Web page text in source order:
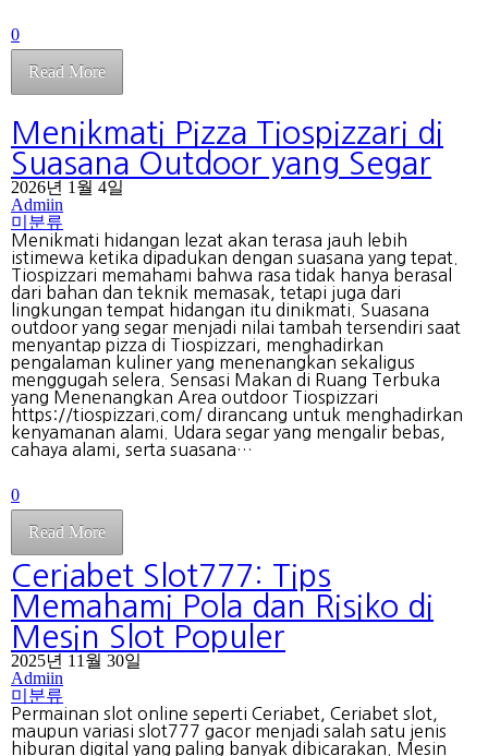
0
Read More
Menikmati Pizza Tiospizzari di
Suasana Outdoor yang Segar
2026년 1월 4일
Admiin
미분류
Menikmati hidangan lezat akan terasa jauh lebih
istimewa ketika dipadukan dengan suasana yang tepat.
Tiospizzari memahami bahwa rasa tidak hanya berasal
dari bahan dan teknik memasak, tetapi juga dari
lingkungan tempat hidangan itu dinikmati. Suasana
outdoor yang segar menjadi nilai tambah tersendiri saat
menyantap pizza di Tiospizzari, menghadirkan
pengalaman kuliner yang menenangkan sekaligus
menggugah selera. Sensasi Makan di Ruang Terbuka
yang Menenangkan Area outdoor Tiospizzari
https://tiospizzari.com/ dirancang untuk menghadirkan
kenyamanan alami. Udara segar yang mengalir bebas,
cahaya alami, serta suasana…
0
Read More
Ceriabet Slot777: Tips
Memahami Pola dan Risiko di
Mesin Slot Populer
2025년 11월 30일
Admiin
미분류
Permainan slot online seperti Ceriabet, Ceriabet slot,
maupun variasi slot777 gacor menjadi salah satu jenis
hiburan digital yang paling banyak dibicarakan. Mesin